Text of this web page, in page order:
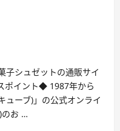
子シュゼットの通販サイ
ポイント◆ 1987年から
ューブ)」の公式オンライ
のお …